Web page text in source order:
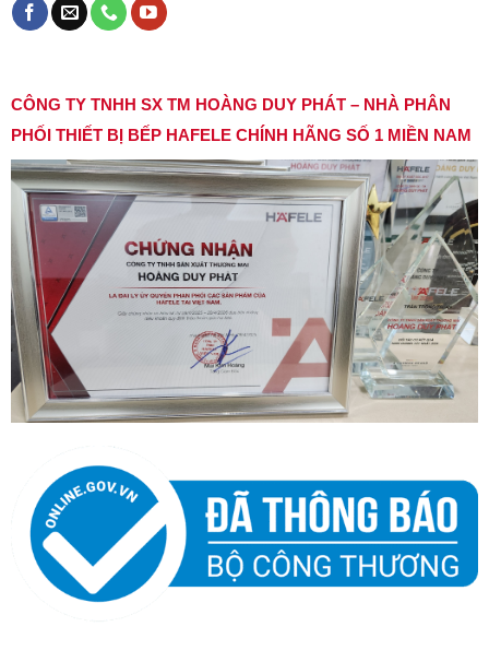
CÔNG TY TNHH SX TM HOÀNG DUY PHÁT – NHÀ PHÂN
PHỐI THIẾT BỊ BẾP HAFELE CHÍNH HÃNG SỐ 1 MIỀN NAM